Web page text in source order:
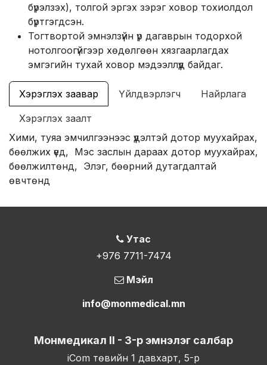
бүрэлзэх), толгой эргэх зэрэг ховор тохиолдол
бүртгэгдсэн.
Тогтвортой эмнэлзүйн үр дагаврын тодорхой
нотолгоогүйгээр хөдөлгөөн хязгаарлагдах
эмгэгийн тухай ховор мэдээллүүд байдаг.
Хэрэглэх заавар Үйлдвэрлэгч Найрлага
Хэрэглэх заалт
Хими, туяа эмчилгээнээс үүдэлтэй дотор муухайрах,
бөөлжих үед, Мэс заслын дараах дотор муухайрах,
бөөлжилтөнд, Элэг, бөөрний дутагдалтай
өвчтөнд
Утас
+976 7711-7474
Мэйл
info@monmedical.mn
Монмедикал II - 3-р эмнэлэг салбар
iCom төвийн 1 давхарт, 5-р